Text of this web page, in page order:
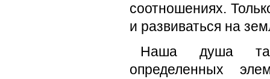
соотношениях.
и развиваться на
Наша душа
определенных